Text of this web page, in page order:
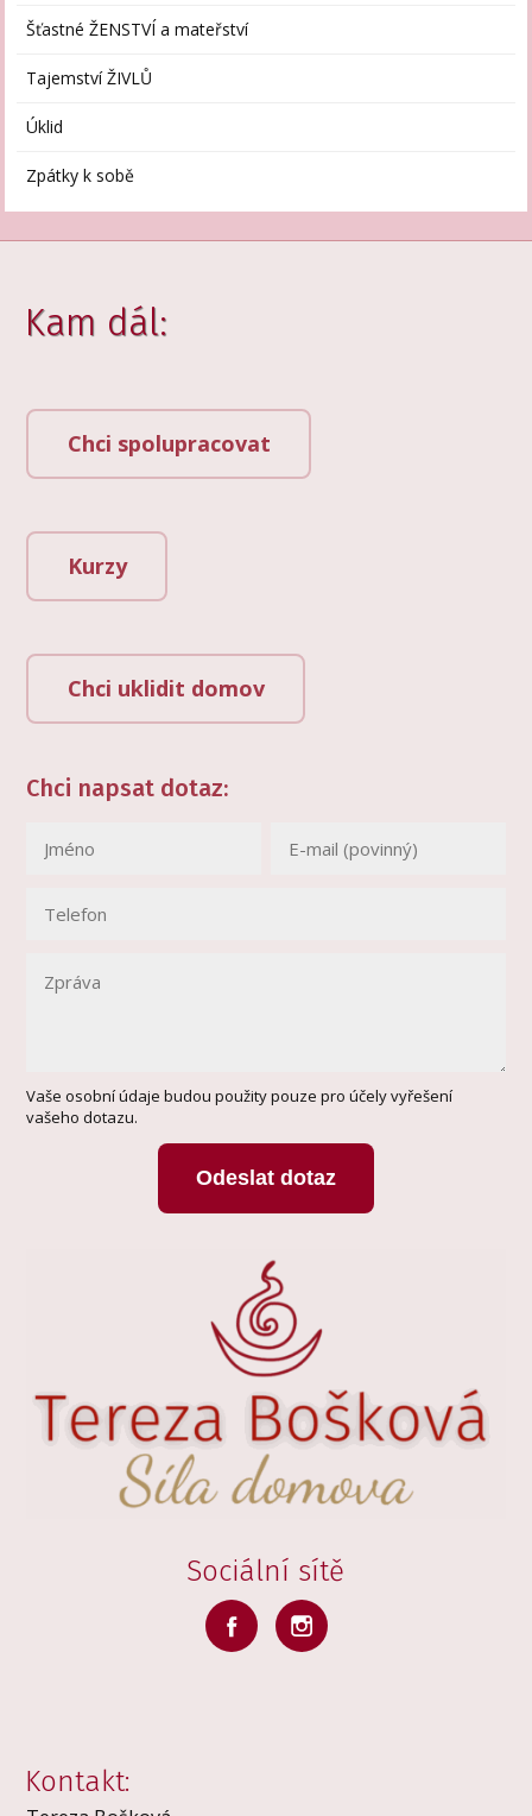
Šťastné ŽENSTVÍ a mateřství
Tajemství ŽIVLŮ
Úklid
Zpátky k sobě
Kam dál:
Chci spolupracovat
Kurzy
Chci uklidit domov
Chci napsat dotaz:
Vaše osobní údaje budou použity pouze pro účely vyřešení
vašeho dotazu.
Odeslat dotaz
Sociální sítě
Kontakt: